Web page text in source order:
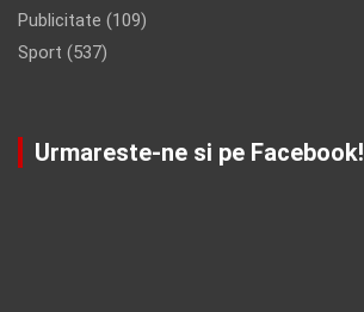
Publicitate (109)
Sport (537)
Urmareste-ne si pe Facebook!